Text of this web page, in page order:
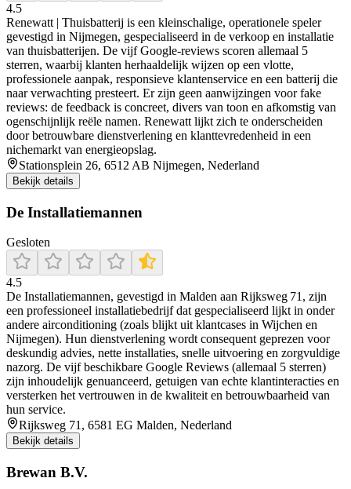
4.5
Renewatt | Thuisbatterij is een kleinschalige, operationele speler
gevestigd in Nijmegen, gespecialiseerd in de verkoop en installatie
van thuisbatterijen. De vijf Google-reviews scoren allemaal 5
sterren, waarbij klanten herhaaldelijk wijzen op een vlotte,
professionele aanpak, responsieve klantenservice en een batterij die
naar verwachting presteert. Er zijn geen aanwijzingen voor fake
reviews: de feedback is concreet, divers van toon en afkomstig van
ogenschijnlijk reële namen. Renewatt lijkt zich te onderscheiden
door betrouwbare dienstverlening en klanttevredenheid in een
nichemarkt van energieopslag.
Stationsplein 26, 6512 AB Nijmegen, Nederland
Bekijk details
De Installatiemannen
Gesloten
4.5
De Installatiemannen, gevestigd in Malden aan Rijksweg 71, zijn
een professioneel installatiebedrijf dat gespecialiseerd lijkt in onder
andere airconditioning (zoals blijkt uit klantcases in Wijchen en
Nijmegen). Hun dienstverlening wordt consequent geprezen voor
deskundig advies, nette installaties, snelle uitvoering en zorgvuldige
nazorg. De vijf beschikbare Google Reviews (allemaal 5 sterren)
zijn inhoudelijk genuanceerd, getuigen van echte klantinteracties en
versterken het vertrouwen in de kwaliteit en betrouwbaarheid van
hun service.
Rijksweg 71, 6581 EG Malden, Nederland
Bekijk details
Brewan B.V.